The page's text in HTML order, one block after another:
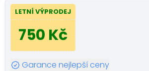
LETNÍ VÝPRODEJ
750 Kč
Garance nejlepší ceny